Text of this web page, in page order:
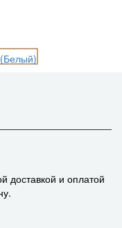
доставкой и оплатой